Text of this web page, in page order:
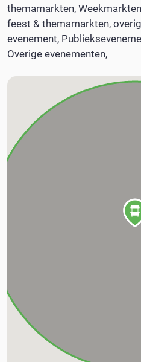
themamarkten Weekmarkten
feest & themamarkten
evenement
Overige evenementen